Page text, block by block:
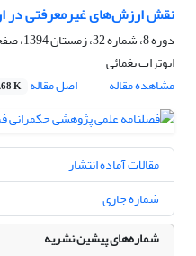
نقش ارزش‌های غیرمعرفتی در
دوره 8، شماره 32، زمستان 1394، صفحه
ابوتراب یغمائی
مشاهده مقاله
اصل مقاله K
مقالات آماده انتشار
شماره جاری
شماره‌های پیشین نشریه